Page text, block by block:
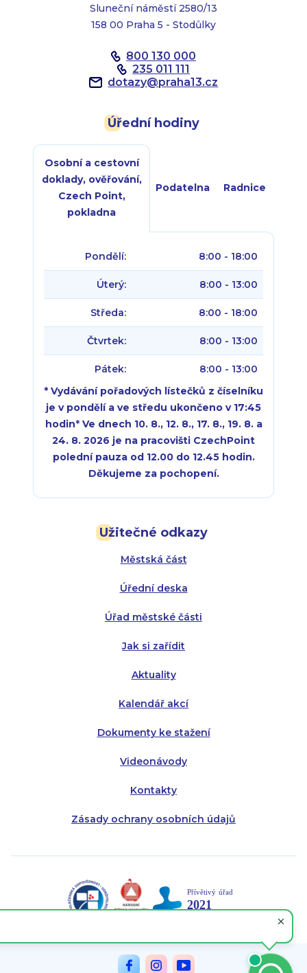
Sluneční náměstí 2580/13
158 00 Praha 5 - Stodůlky
800 130 000
235 011 111
dotazy@praha13.cz
Užitečné odkazy
Městská část
Úřední deska
Úřad městské části
Jak si zařídit
Aktuality
Kalendář akcí
Dokumenty ke stažení
Videonávody
Kontakty
Zásady ochrany osobních údajů
Úřední hodiny
Osobní a cestovní
doklady, ověřování,
Czech Point,
pokladna
Podatelna Radnice
Pondělí: 8:00 - 18:00
Úterý: 8:00 - 13:00
Středa: 8:00 - 18:00
Čtvrtek: 8:00 - 13:00
Pátek:
8:00 - 13:00
* Vydávání pořadových lístečků z číselníku
je v pondělí a ve středu ukončeno v 17:45
hodin* Ve dnech 10. 8., 12. 8., 17. 8., 19. 8. a
24. 8. 2026 je na pracovišti CzechPoint
polední pauza od 12.00 do 12.45 hodin.
Děkujeme za pochopení.
Úterý:
Středa:
Čtvrtek:
Pátek:
Úterý:
Středa:
Čtvrtek: